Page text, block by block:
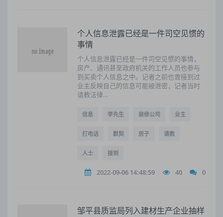
个人信息泄露已经是一件司空见惯的
事情
个人信息泄露已经是一件司空见惯的事情，
房产、通讯甚至政府机关的工作人员也参与
到买卖个人信息之中。记者之前也曾接到过
业主反映自己的信息可能被泄密，记者当时
请教法律...
信息 李先生 装修公司 业主
打电话 默契 房子 请教
人士 接到
2022-09-06 14:48:59 40 0
邹平县质监局列入建材生产企业抽样